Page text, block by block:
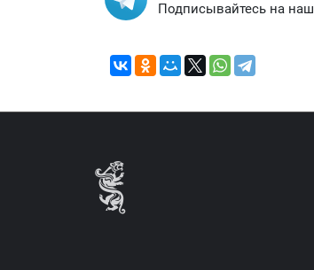
Подписывайтесь на наш